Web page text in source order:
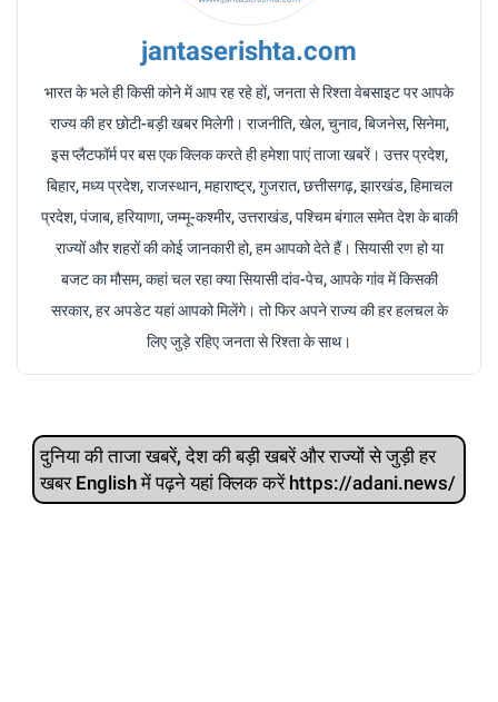
jantaserishta.com
भारत के भले ही किसी कोने में आप रह रहे हों, जनता से रिश्ता वेबसाइट पर आपके
राज्य की हर छोटी-बड़ी खबर मिलेगी। राजनीति, खेल, चुनाव, बिजनेस, सिनेमा,
इस प्लैटफॉर्म पर बस एक क्लिक करते ही हमेशा पाएं ताजा खबरें। उत्तर प्रदेश,
बिहार, मध्य प्रदेश, राजस्थान, महाराष्ट्र, गुजरात, छत्तीसगढ़, झारखंड, हिमाचल
प्रदेश, पंजाब, हरियाणा, जम्मू-कश्मीर, उत्तराखंड, पश्चिम बंगाल समेत देश के बाकी
राज्यों और शहरों की कोई जानकारी हो, हम आपको देते हैं। सियासी रण हो या
बजट का मौसम, कहां चल रहा क्या सियासी दांव-पेच, आपके गांव में किसकी
सरकार, हर अपडेट यहां आपको मिलेंगे। तो फिर अपने राज्य की हर हलचल के
लिए जुड़े रहिए जनता से रिश्ता के साथ।
दुनिया की ताजा खबरें, देश की बड़ी खबरें और राज्‍यों से जुड़ी हर
खबर English में पढ़ने यहां क्लिक करें https://adani.news/